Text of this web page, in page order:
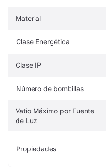
Material
Clase Energética
Clase IP
Número de bombillas
Vatio Máximo por Fuente
de Luz
Propiedades